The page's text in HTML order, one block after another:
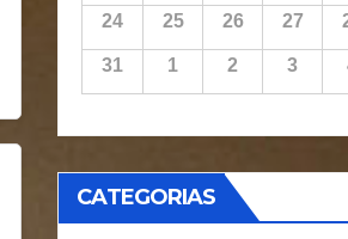
24 25 26 27
31 1 2 3
CATEGORIAS